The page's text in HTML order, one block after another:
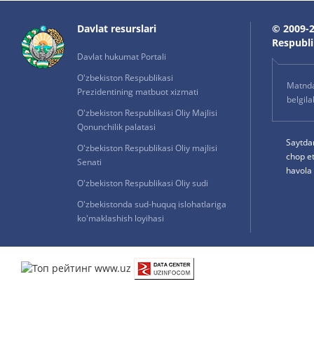
Davlat resurslari
Davlat hukumat Portali
O'zbekiston Respublikasi
Prezidentining matbuot xizmati
O'zbekiston Respublikasi Oliy Majlisi
Qonunchilik palatasi
O'zbekiston Respublikasi Oliy majlisi
Senati
O'zbekiston Respublikasi Oliy sudi
O'zbekistonda sud-huquq islohatlariga
ko'maklashish loyihasi
© 2009-
chop